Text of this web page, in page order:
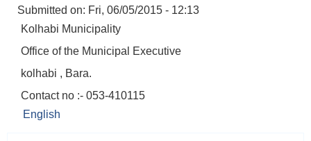
Submitted on: Fri, 06/05/2015 - 12:13
Kolhabi Municipality
Office of the Municipal Executive
kolhabi , Bara.
Contact no :- 053-410115
English